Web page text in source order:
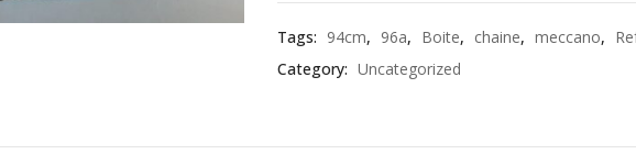
Tags: 94cm, 96a, Boite, chaine, meccano,
Category: Uncategorized